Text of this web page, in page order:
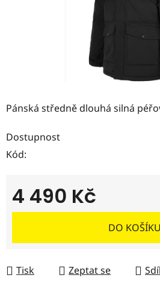
Pánská středně dlouhá silná
Dostupnost
Kód:
4 490 Kč
Měrná cena:
DO KOŠÍKU
Tisk Zeptat se